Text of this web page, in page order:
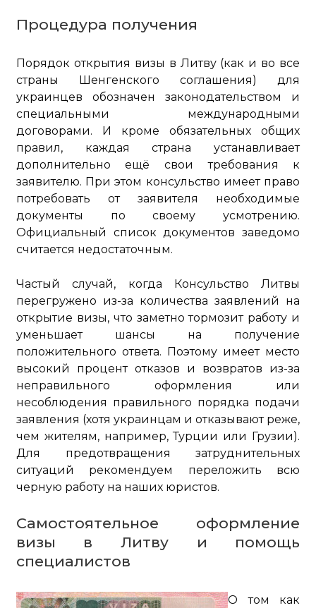
Процедура получения
Порядок открытия визы в Литву (как и во все
страны Шенгенского соглашения) для
украинцев обозначен законодательством и
специальными международными
договорами. И кроме обязательных общих
правил, каждая страна устанавливает
дополнительно ещё свои требования к
заявителю. При этом консульство имеет право
потребовать от заявителя необходимые
документы по своему усмотрению.
Официальный список документов заведомо
считается недостаточным.
Частый случай, когда Консульство Литвы
перегружено из-за количества заявлений на
открытие визы, что заметно тормозит работу и
уменьшает шансы на получение
положительного ответа. Поэтому имеет место
высокий процент отказов и возвратов из-за
неправильного оформления или
несоблюдения правильного порядка подачи
заявления (хотя украинцам и отказывают реже,
чем жителям, например, Турции или Грузии).
Для предотвращения затруднительных
ситуаций рекомендуем переложить всю
черную работу на наших юристов.
Самостоятельное оформление
визы в Литву и помощь
специалистов
О том как